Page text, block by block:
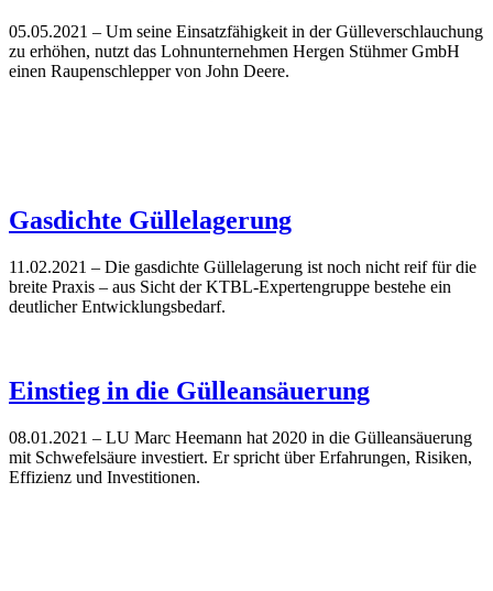
05.05.2021 – Um seine Einsatzfähigkeit in der Gülleverschlauchung
zu erhöhen, nutzt das Lohnunternehmen Hergen Stühmer GmbH
einen Raupenschlepper von John Deere.
Gasdichte Güllelagerung
11.02.2021 – Die gasdichte Güllelagerung ist noch nicht reif für die
breite Praxis – aus Sicht der KTBL-Expertengruppe bestehe ein
deutlicher Entwicklungsbedarf.
Einstieg in die Gülleansäuerung
08.01.2021 – LU Marc Heemann hat 2020 in die Gülleansäuerung
mit Schwefelsäure investiert. Er spricht über Erfahrungen, Risiken,
Effizienz und Investitionen.